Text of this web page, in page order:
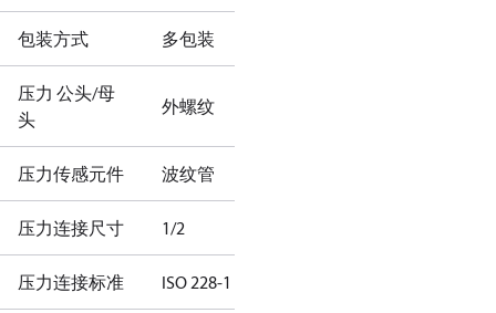
包装方式 多包装
压力 公头/母
头
外螺纹
压力传感元件 波纹管
压力连接尺寸 1/2
压力连接标准 ISO 228-1